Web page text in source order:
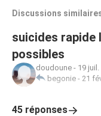
Discussions
suicides rapide
possibles
doudoune - 19
begonie - 21
45 réponses